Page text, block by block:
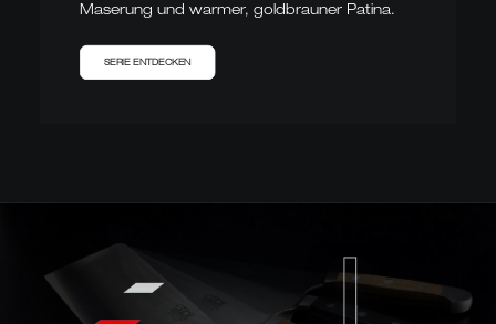
Maserung und warmer, goldbrauner Patina.
SERIE ENTDECKEN